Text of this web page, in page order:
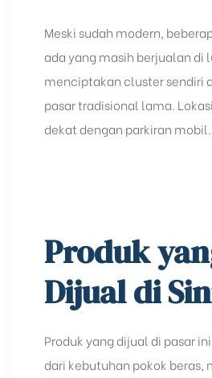
Meski sudah modern,
ada yang masih berjualan di
menciptakan cluster sendiri
pasar tradisional lama.
dekat dengan parkiran mobil.
Produk
Dijual di
Produk yang dijual di pasar
dari kebutuhan pokok beras,